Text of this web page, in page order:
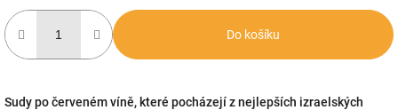
Do košíku
Sudy po červeném víně, které pocházejí z nejlepších izraelských